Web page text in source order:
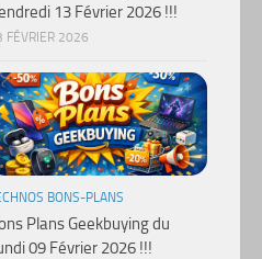
13 Février 2026 !!!
FÉVRIER 2026
BONS-PLANS
Plans Geekbuying du
09 Février 2026 !!!